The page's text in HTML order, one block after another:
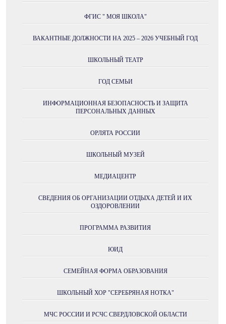
ФГИС " МОЯ ШКОЛА"
ВАКАНТНЫЕ ДОЛЖНОСТИ НА 2025 – 2026 УЧЕБНЫЙ ГОД
ШКОЛЬНЫЙ ТЕАТР
ГОД СЕМЬИ
ИНФОРМАЦИОННАЯ БЕЗОПАСНОСТЬ И ЗАЩИТА
ПЕРСОНАЛЬНЫХ ДАННЫХ
ОРЛЯТА РОССИИ
ШКОЛЬНЫЙ МУЗЕЙ
МЕДИАЦЕНТР
СВЕДЕНИЯ ОБ ОРГАНИЗАЦИИ ОТДЫХА ДЕТЕЙ И ИХ
ОЗДОРОВЛЕНИИ
ПРОГРАММА РАЗВИТИЯ
ЮИД
СЕМЕЙНАЯ ФОРМА ОБРАЗОВАНИЯ
ШКОЛЬНЫЙ ХОР "СЕРЕБРЯНАЯ НОТКА"
МЧС РОССИИ И РСЧС СВЕРДЛОВСКОЙ ОБЛАСТИ